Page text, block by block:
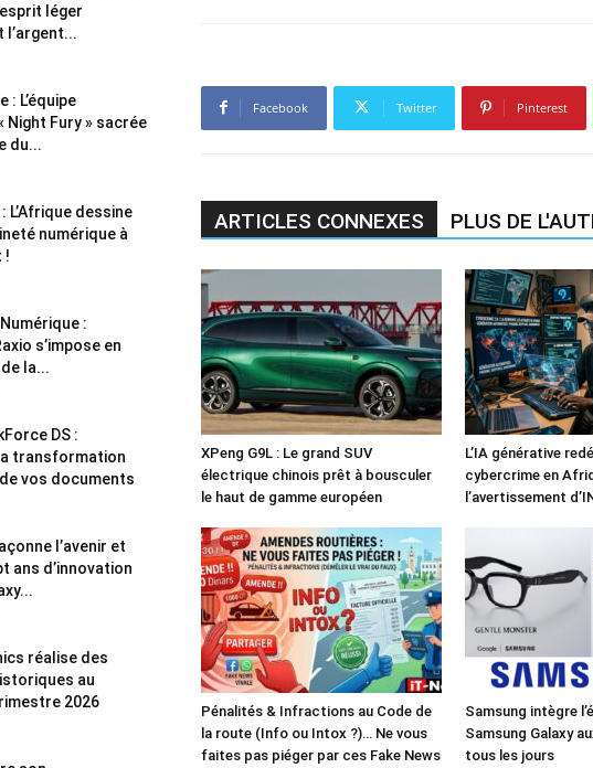
Facebook Twitter Pinterest
ARTICLES CONNEXES PLUS DE
XPeng G9L : Le grand SUV
électrique chinois prêt à bousculer
le haut de gamme européen
L’IA générative
cybercrime en
l’avertissement
Pénalités & Infractions au Code de
la route (Info ou Intox ?)… Ne vous
faites pas piéger par ces Fake News
Samsung intègre
Samsung Galaxy
tous les jours
léger
l’argent...
: L’équipe
Night Fury » sacrée
du...
L’Afrique dessine
numérique à
!
:
s’impose en
la...
DS :
transformation
vos documents
l’avenir et
ans d’innovation
réalise des
au
2026